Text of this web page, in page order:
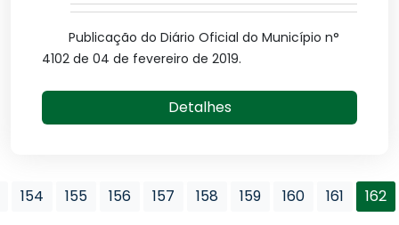
Publicação do Diário Oficial do Município n°
4102 de 04 de fevereiro de 2019.
Detalhes
154 155 156 157 158 159 160 161 162